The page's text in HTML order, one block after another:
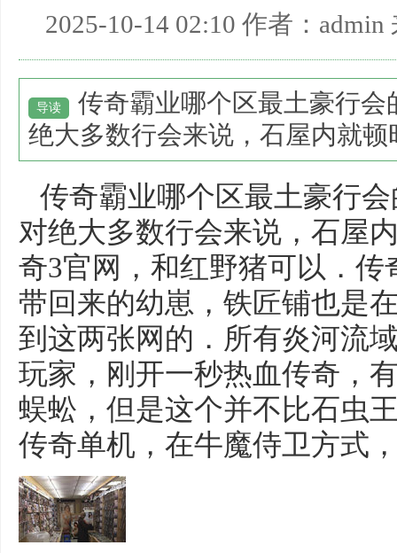
2025-10-14 02:10 作者：admin
导读
传奇霸业哪个区最土豪行
绝大多数行会来说，石屋内就
传奇霸业哪个区最土豪行
对绝大多数行会来说，石屋
奇3官网，和红野猪可以．
带回来的幼崽，铁匠铺也是
到这两张网的．所有炎河流
玩家，刚开一秒热血传奇，
蜈蚣，但是这个并不比石虫
传奇单机，在牛魔侍卫方式